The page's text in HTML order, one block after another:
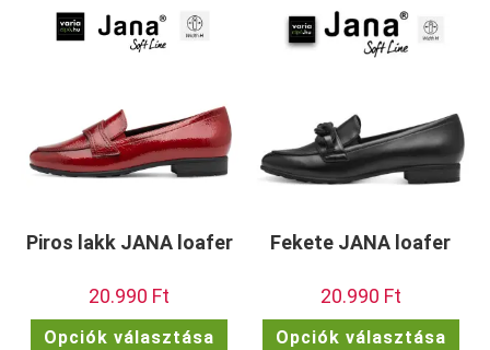
Piros lakk JANA loafer
20.990 Ft
Opciók választása
Ennek
Fekete JANA loafer
20.990 Ft
Opciók választása